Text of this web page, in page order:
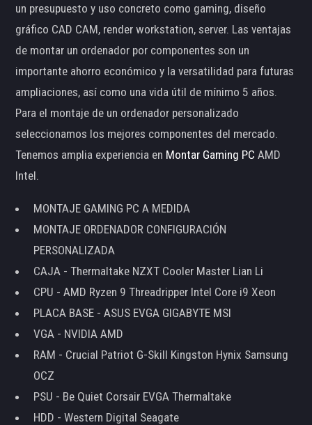
un presupuesto y uso concreto como gaming, diseño
gráfico CAD CAM, render workstation, server. Las ventajas
de montar un ordenador por componentes son un
importante ahorro económico y la versatilidad para futuras
ampliaciones, así como una vida útil de mínimo 5 años.
Para el montaje de un ordenador personalizado
seleccionamos los mejores componentes del mercado.
Tenemos amplia experiencia en Montar Gaming PC AMD
Intel.
MONTAJE GAMING PC A MEDIDA
MONTAJE ORDENADOR CONFIGURACIÓN
PERSONALIZADA
CAJA - Thermaltake NZXT Cooler Master Lian Li
CPU - AMD Ryzen 9 Threadripper Intel Core i9 Xeon
PLACA BASE - ASUS EVGA GIGABYTE MSI
VGA - NVIDIA AMD
RAM - Crucial Patriot G-Skill Kingston Hynix Samsung
OCZ
PSU - Be Quiet Corsair EVGA Thermaltake
HDD - Western Digital Seagate